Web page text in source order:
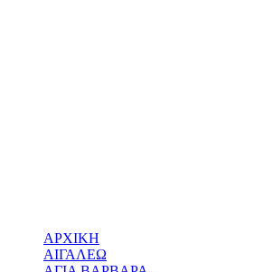
ΑΡΧΙΚΗ
ΑΙΓΑΛΕΩ